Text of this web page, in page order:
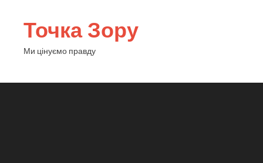
Точка Зору
Ми цінуємо правду